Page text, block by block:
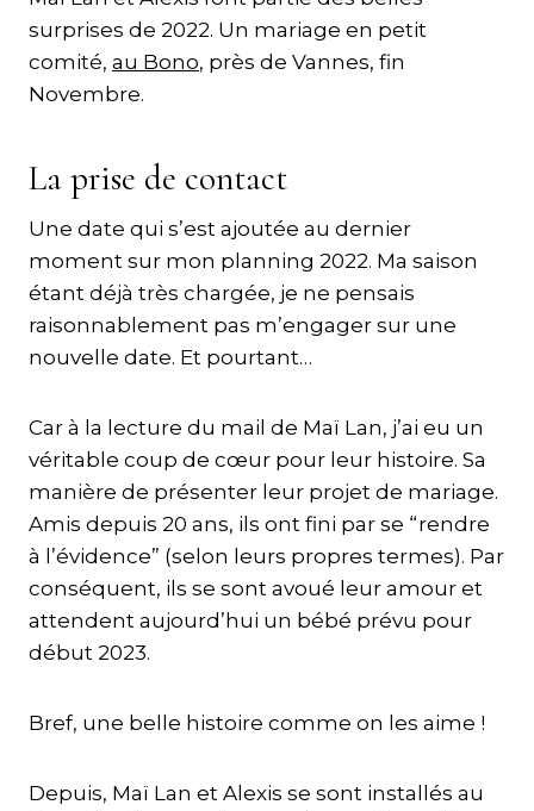
surprises de 2022. Un mariage en petit
comité, au Bono, près de Vannes, fin
Novembre.
La prise de contact
Une date qui s’est ajoutée au dernier
moment sur mon planning 2022. Ma saison
étant déjà très chargée, je ne pensais
raisonnablement pas m’engager sur une
nouvelle date. Et pourtant…
Car à la lecture du mail de Maï Lan, j’ai eu un
véritable coup de cœur pour leur histoire. Sa
manière de présenter leur projet de mariage.
Amis depuis 20 ans, ils ont fini par se “rendre
à l’évidence” (selon leurs propres termes). Par
conséquent, ils se sont avoué leur amour et
attendent aujourd’hui un bébé prévu pour
début 2023.
Bref, une belle histoire comme on les aime !
Depuis, Maï Lan et Alexis se sont installés au